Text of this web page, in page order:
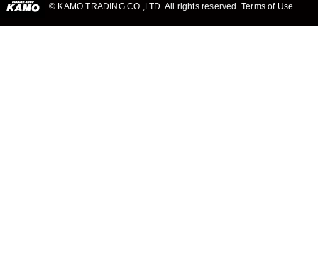
© KAMO TRADING CO.,LTD. All rights reserved. Terms of Use.